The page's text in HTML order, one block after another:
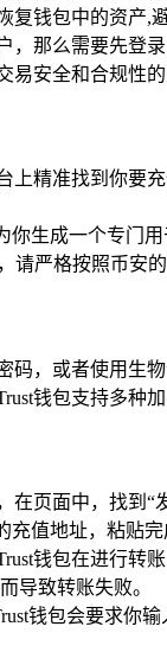
钱包中的资产,
，那么需要先登
安全和合规性的
精准找到你要
你生成一个专门
请严格按照币安
码，或者使用生
钱包支持多种
页面中，找到“
充值地址，粘贴
钱包在进行转
导致转账失败。
钱包会要求你